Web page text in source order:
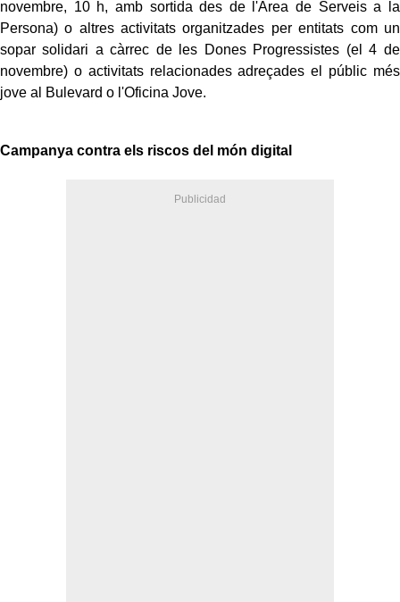
novembre, 10 h, amb sortida des de l'Àrea de Serveis a la
Persona) o altres activitats organitzades per entitats com un
sopar solidari a càrrec de les Dones Progressistes (el 4 de
novembre) o activitats relacionades adreçades el públic més
jove al Bulevard o l'Oficina Jove.
Campanya contra els riscos del món digital